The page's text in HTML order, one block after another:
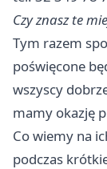
Czy znasz te
Tym razem
poświęcone
wszyscy
mamy okazję
Co wiemy na
podczas